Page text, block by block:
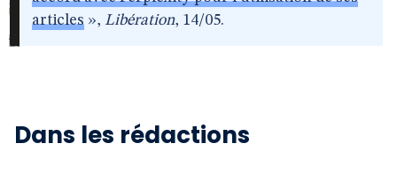
articles », Libération, 14/05.
Dans les rédactions